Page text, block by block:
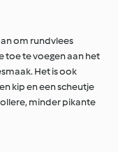
om rundvlees
toe te voegen aan het
Het is ook
kip en een scheutje
minder pikante